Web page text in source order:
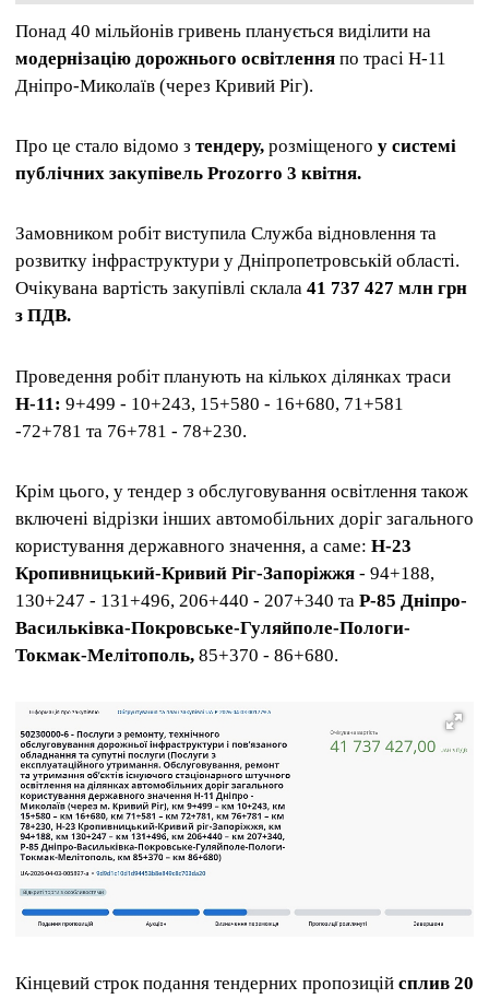
Понад 40 мільйонів гривень планується виділити на
модернізацію дорожнього освітлення по трасі Н-11
Дніпро-Миколаїв (через Кривий Ріг).
Про це стало відомо з тендеру, розміщеного у системі
публічних закупівель Prozorro 3 квітня.
Замовником робіт виступила Служба відновлення та
розвитку інфраструктури у Дніпропетровській області.
Очікувана вартість закупівлі склала 41 737 427 млн грн
з ПДВ.
Проведення робіт планують на кількох ділянках траси
Н-11: 9+499 - 10+243, 15+580 - 16+680, 71+581
-72+781 та 76+781 - 78+230.
Крім цього, у тендер з обслуговування освітлення також
включені відрізки інших автомобільних доріг загального
користування державного значення, а саме: Н-23
Кропивницький-Кривий Ріг-Запоріжжя - 94+188,
130+247 - 131+496, 206+440 - 207+340 та Р-85 Дніпро-
Васильківка-Покровське-Гуляйполе-Пологи-
Токмак-Мелітополь, 85+370 - 86+680.
Кінцевий строк подання тендерних пропозицій сплив 20